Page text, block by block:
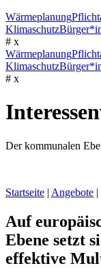
Wärmeplanung
Klimaschutz
# x
Wärmeplanung
Klimaschutz
# x
Der kommunalen
Startseite | Angebote |
Auf
Ebene setzt
effektive